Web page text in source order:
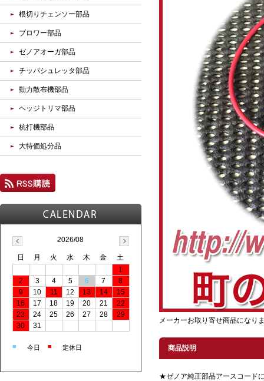
メーカーお取り寄せ商品になり
商品説明
★ゼノア純正部品アースコー
根切りチェンソー部品
ブロワー部品
ゼノアオーガ部品
チッパシュレッタ部品
動力散布機部品
ヘッジトリマ部品
杭打機部品
大特価処分品
2026/08
日 月 火 水 木 金
土
1
2
3 4 5 6 7
8
9
10 11 12 13 14
15
16
17 18 19 20 21
22
23
24 25 26 27 28
29
30
31
■ 今日 ■ 定休日